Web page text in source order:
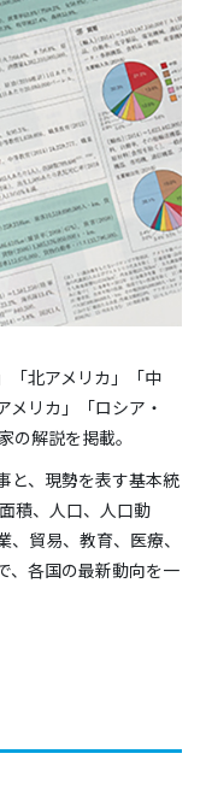
「北アメリカ」「中
リカ」「ロシア・
の解説を掲載。
と、現勢を表す基本統
積、人口、人口動
貿易、教育、医療、
、各国の最新動向を一